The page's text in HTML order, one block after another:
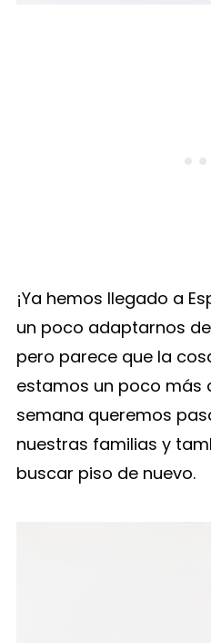
¡Ya hemos llegado a
un poco adaptarnos
pero parece que la
estamos un poco más
semana queremos
nuestras familias y
buscar piso de nuevo.